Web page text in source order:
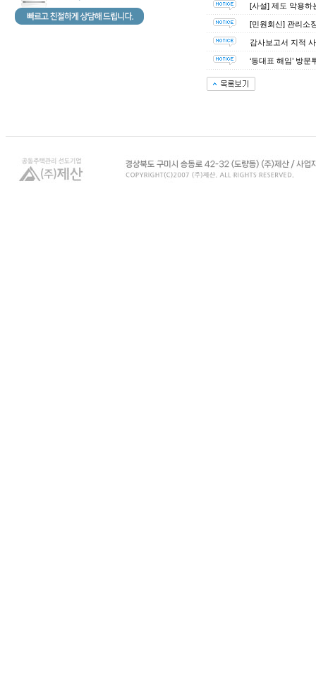
[사설] 제도 악용하
[민원회신] 관리소
감사보고서 지적
‘동대표 해임’ 방